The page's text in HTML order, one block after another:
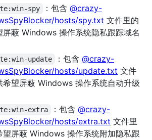
spy ：包含 @crazy-
hosts/spy.txt 文件里的
屏蔽 Windows 操作系统隐私跟踪域名
update ：包含 @crazy-
hosts/update.txt 文件
希望屏蔽 Windows 操作系统自动升级
extra ：包含 @crazy-
hosts/extra.txt 文件里
望屏蔽 Windows 操作系统附加隐私跟